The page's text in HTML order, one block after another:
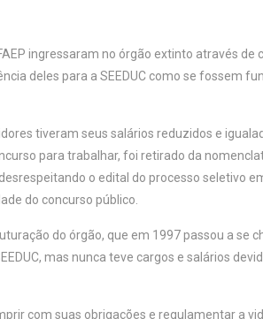
ingressaram no órgão extinto através de
deles para a SEEDUC como se fossem
tiveram seus salários reduzidos e
para trabalhar, foi retirado da
o edital do processo seletivo
do concurso público.
do órgão, que em 1997 passou a se
mas nunca teve cargos e salários
com suas obrigações e regulamentar a